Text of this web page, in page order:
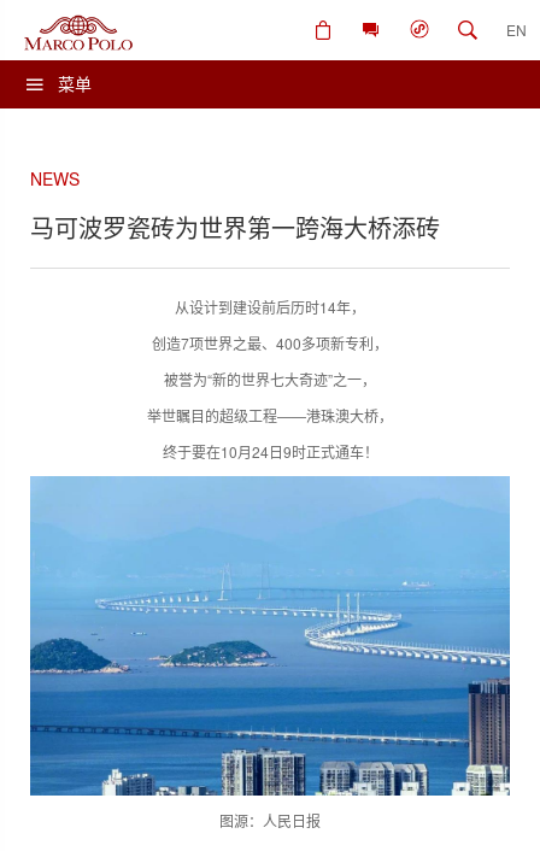
菜单
EN
NEWS
马可波罗瓷砖为世界第一跨海大桥添砖
从设计到建设前后历时14年，
创造7项世界之最、400多项新专利，
被誉为“新的世界七大奇迹”之一，
举世瞩目的超级工程——港珠澳大桥，
终于要在10月24日9时正式通车！
图源：人民日报